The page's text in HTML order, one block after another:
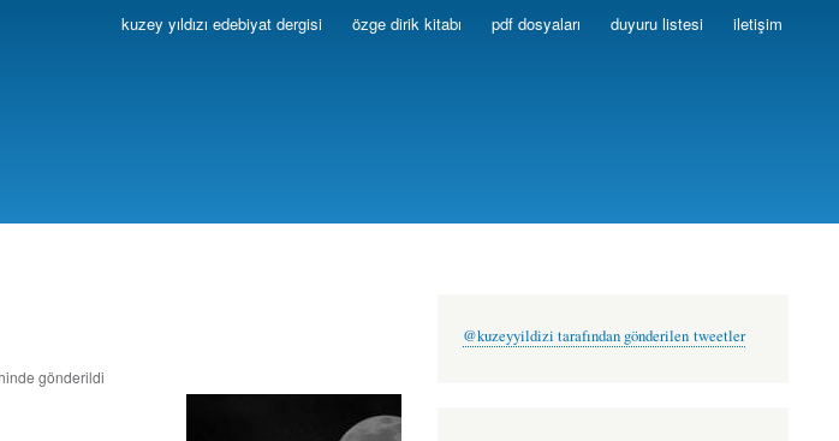
kuzey yıldızı edebiyat dergisi özge dirik kitabı pdf dosyaları duyuru listesi iletişim
gönderildi
@kuzeyyildizi tarafından gönderilen tweetler